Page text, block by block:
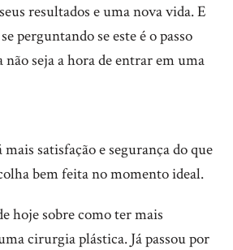
resultados e uma nova vida. E
perguntando se este é o passo
seja a hora de entrar em uma
satisfação e segurança do que
bem feita no momento ideal.
hoje sobre como ter mais
cirurgia plástica. Já passou por